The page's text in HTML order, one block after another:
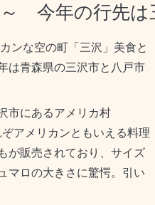
今年の行先は
ンな空の町「三沢」美食と
は青森県の三沢市と八戸市
市にあるアメリカ村
アメリカンともいえる料理
が販売されており、サイズ
マロの大きさに驚愕。引い